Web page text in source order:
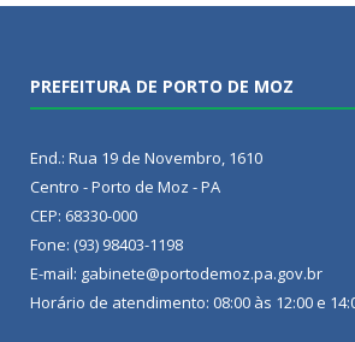
PREFEITURA DE PORTO DE MOZ
End.: Rua 19 de Novembro, 1610
Centro - Porto de Moz - PA
CEP: 68330-000
Fone: (93) 98403-1198
E-mail: gabinete@portodemoz.pa.gov.br
Horário de atendimento: 08:00 às 12:00 e